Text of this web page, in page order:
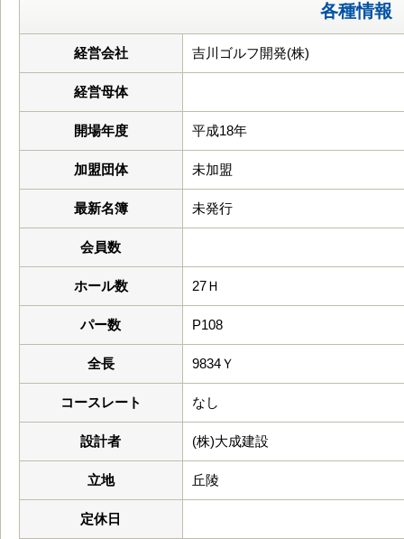
各種情報
経営会社 吉川ゴルフ開発(株)
経営母体
開場年度 平成18年
加盟団体 未加盟
最新名簿 未発行
会員数
ホール数 27Ｈ
パー数 P108
全長 9834Ｙ
コースレート なし
設計者 (株)大成建設
立地 丘陵
定休日